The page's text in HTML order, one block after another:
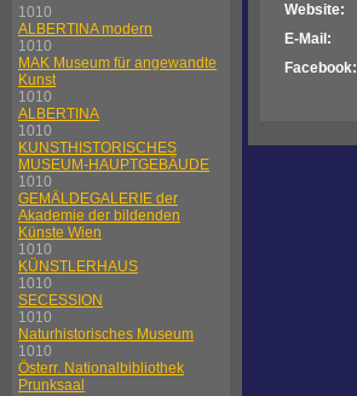
1010
ALBERTINA modern
1010
MAK Museum für angewandte
Kunst
1010
ALBERTINA
1010
KUNSTHISTORISCHES
MUSEUM-HAUPTGEBÄUDE
1010
GEMÄLDEGALERIE der
Akademie der bildenden
Künste Wien
1010
KÜNSTLERHAUS
1010
SECESSION
1010
Naturhistorisches Museum
1010
Österr. Nationalbibliothek
Prunksaal
Website:
E-Mail:
Facebook: